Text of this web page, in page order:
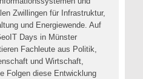
Zwillingen für Infrastruktur,
und Energiewende. Auf
Days in Münster
Fachleute aus Politik,
und Wirtschaft,
Folgen diese Entwicklung